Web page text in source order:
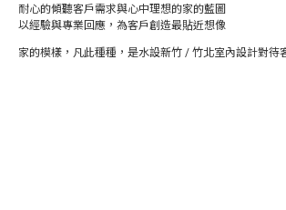
耐心的傾聽客戶需求與心中理想的家的藍圖
以經驗與專業回應，為客戶創造最貼近想像
家的模樣，凡此種種，是水設新竹 / 竹北室內設計對待